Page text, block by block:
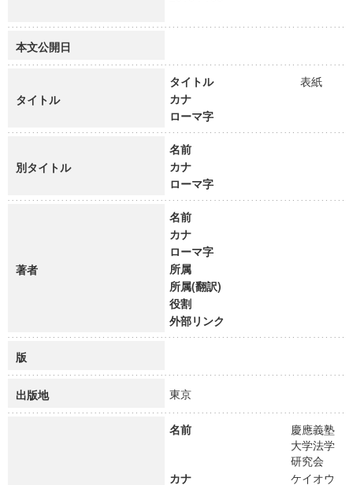
本文公開日
タイトル
タイトル
表紙
カナ
ローマ字
別タイトル
名前
カナ
ローマ字
著者
名前
カナ
ローマ字
所属
所属(翻訳)
役割
外部リンク
版
出版地 東京
名前
慶應義塾
大学法学
研究会
カナ
ケイオウ